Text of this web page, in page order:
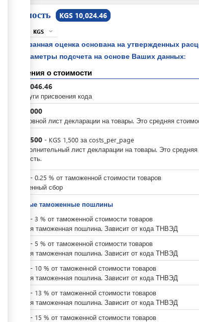
Стоимость KGS 10,024.46
KGS expand_more
Указанная оценка основана на утвержденных
параметры подсчета на основе Ваших данных:
Сведения о стоимости
2,046.46
За услуги присвоения кода
3,000
За основной лист декларации на товары. Это средняя
1,500 - KGS 1,500 за costs_per_page
За дополнительный лист декларации на товары. Это средняя
стоимость.
- 0.25 % от таможенной стоимости товаров
Таможенный сбор
Ввозные таможенные пошлины
- 3 % от таможенной стоимости товаров
Ввозная таможенная пошлина. Зависит от кода ТНВЭД
- 5 % от таможенной стоимости товаров
Ввозная таможенная пошлина. Зависит от кода ТНВЭД
- 10 % от таможенной стоимости товаров
Ввозная таможенная пошлина. Зависит от кода ТНВЭД
- 13 % от таможенной стоимости товаров
Ввозная таможенная пошлина. Зависит от кода ТНВЭД
- 15 % от таможенной стоимости товаров